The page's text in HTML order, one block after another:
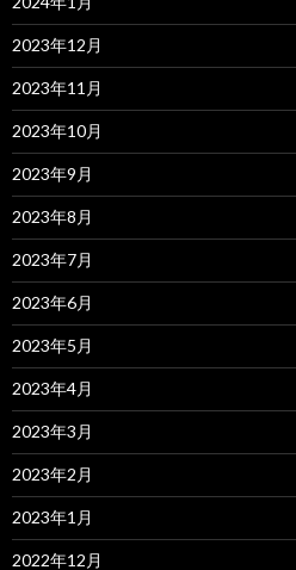
2023年12月
2023年11月
2023年10月
2023年9月
2023年8月
2023年7月
2023年6月
2023年5月
2023年4月
2023年3月
2023年2月
2023年1月
2022年12月